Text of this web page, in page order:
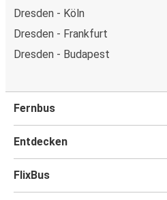
Dresden - Köln
Dresden - Frankfurt
Dresden - Budapest
Fernbus
Entdecken
FlixBus